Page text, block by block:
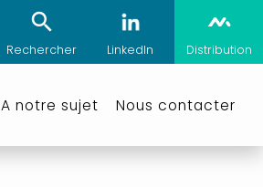
Rechercher LinkedIn Distribution
A notre sujet Nous contacter